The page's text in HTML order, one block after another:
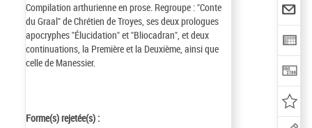
Compilation arthurienne en prose. Regroupe : "Conte
du Graal" de Chrétien de Troyes, ses deux prologues
apocryphes "Élucidation" et "Bliocadran", et deux
continuations, la Première et la Deuxième, ainsi que
celle de Manessier.
Forme(s) rejetée(s) :